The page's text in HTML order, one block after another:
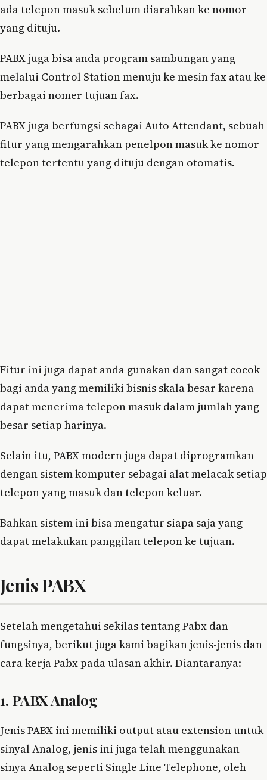
ada telepon masuk sebelum diarahkan ke nomor
yang dituju.
PABX juga bisa anda program sambungan yang
melalui Control Station menuju ke mesin fax atau ke
berbagai nomer tujuan fax.
PABX juga berfungsi sebagai Auto Attendant, sebuah
fitur yang mengarahkan penelpon masuk ke nomor
telepon tertentu yang dituju dengan otomatis.
Fitur ini juga dapat anda gunakan dan sangat cocok
bagi anda yang memiliki bisnis skala besar karena
dapat menerima telepon masuk dalam jumlah yang
besar setiap harinya.
Selain itu, PABX modern juga dapat diprogramkan
dengan sistem komputer sebagai alat melacak setiap
telepon yang masuk dan telepon keluar.
Bahkan sistem ini bisa mengatur siapa saja yang
dapat melakukan panggilan telepon ke tujuan.
Jenis PABX
Setelah mengetahui sekilas tentang Pabx dan
fungsinya, berikut juga kami bagikan jenis-jenis dan
cara kerja Pabx pada ulasan akhir. Diantaranya:
1. PABX Analog
Jenis PABX ini memiliki output atau extension untuk
sinyal Analog, jenis ini juga telah menggunakan
sinya Analog seperti Single Line Telephone, oleh